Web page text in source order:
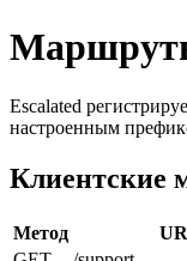
Escalated
настроенным
Клиентские
Метод